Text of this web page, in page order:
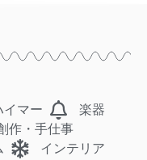
イマー
楽器
作・手仕事
インテリア